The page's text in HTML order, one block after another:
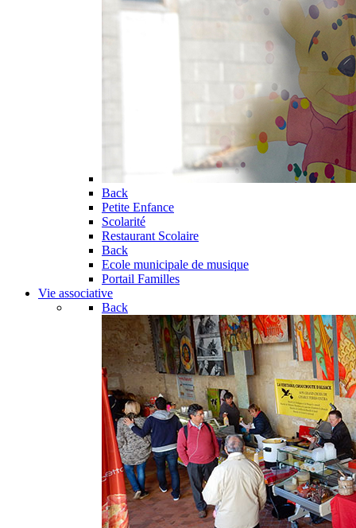
Back
Petite Enfance
Scolarité
Restaurant Scolaire
Back
Ecole municipale de musique
Portail Familles
Vie associative
Back